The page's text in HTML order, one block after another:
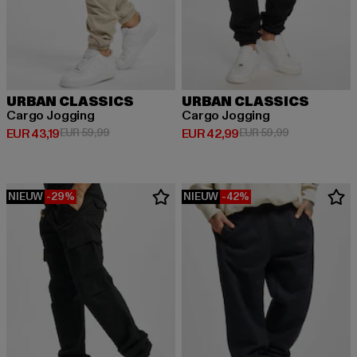
URBAN CLASSICS
Cargo Jogging
EUR 43,19
Huidige prijs: EUR 43,19
EUR 59,99Actieprijs: EUR 59,99
URBAN CLASSICS
Cargo Jogging
EUR 42,99
Huidige prijs: EUR 42,99
EUR 59,99Actieprijs:
NIEUW -29% NIEUW -42%